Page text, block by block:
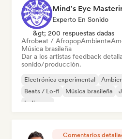
Mind's Eye
Experto En Sonido
&gt; 200 respuestas dadas
Afrobeat / AfropopAmbiente
Música brasileña
Dar a los artistas feedback
sonido/producción.
Electrónica experimental
Beats / Lo-fi
Música brasileña
Indie pop
Comentarios